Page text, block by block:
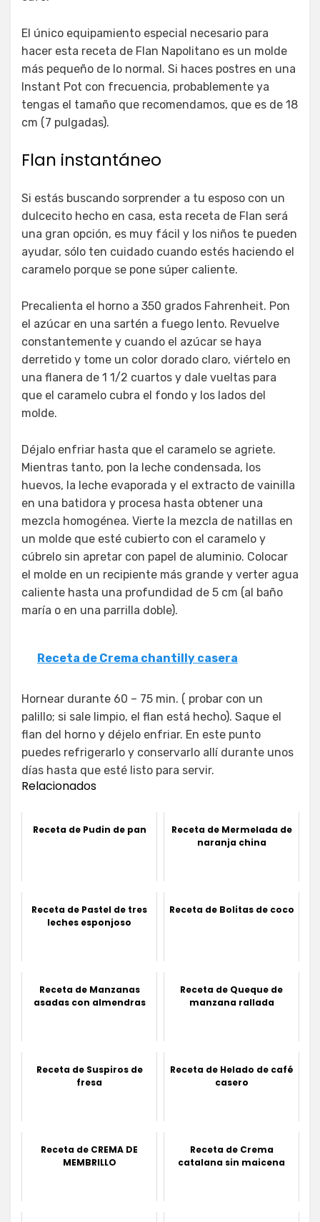
El único equipamiento especial necesario para
hacer esta receta de Flan Napolitano es un molde
más pequeño de lo normal. Si haces postres en una
Instant Pot con frecuencia, probablemente ya
tengas el tamaño que recomendamos, que es de 18
cm (7 pulgadas).
Flan instantáneo
Si estás buscando sorprender a tu esposo con un
dulcecito hecho en casa, esta receta de Flan será
una gran opción, es muy fácil y los niños te pueden
ayudar, sólo ten cuidado cuando estés haciendo el
caramelo porque se pone súper caliente.
Precalienta el horno a 350 grados Fahrenheit. Pon
el azúcar en una sartén a fuego lento. Revuelve
constantemente y cuando el azúcar se haya
derretido y tome un color dorado claro, viértelo en
una flanera de 1 1/2 cuartos y dale vueltas para
que el caramelo cubra el fondo y los lados del
molde.
Déjalo enfriar hasta que el caramelo se agriete.
Mientras tanto, pon la leche condensada, los
huevos, la leche evaporada y el extracto de vainilla
en una batidora y procesa hasta obtener una
mezcla homogénea. Vierte la mezcla de natillas en
un molde que esté cubierto con el caramelo y
cúbrelo sin apretar con papel de aluminio. Colocar
el molde en un recipiente más grande y verter agua
caliente hasta una profundidad de 5 cm (al baño
maría o en una parrilla doble).
Receta de Crema chantilly casera
Hornear durante 60 – 75 min. ( probar con un
palillo; si sale limpio, el flan está hecho). Saque el
flan del horno y déjelo enfriar. En este punto
puedes refrigerarlo y conservarlo allí durante unos
días hasta que esté listo para servir.
Relacionados
Receta de Pudin de pan
Receta de Mermelada de
naranja china
Receta de Pastel de tres
leches esponjoso
Receta de Bolitas de coco
Receta de Manzanas
asadas con almendras
Receta de Queque de
manzana rallada
Receta de Suspiros de
fresa
Receta de Helado de café
casero
Receta de CREMA DE
MEMBRILLO
Receta de Crema
catalana sin maicena